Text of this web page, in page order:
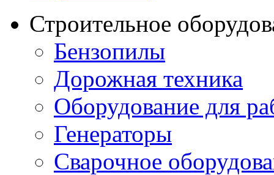
Строительное
Бензопилы
Дорожная техника
Оборудование для
Генераторы
Сварочное